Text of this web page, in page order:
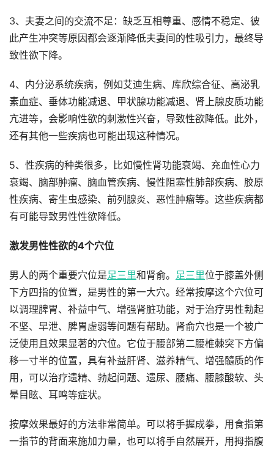
3、夫妻之间的交流不足：缺乏互相尊重、感情不稳定、彼
此产生冲突等原因都会逐渐降低夫妻间的性吸引力，最终导
致性欲下降。
4、内分泌系统疾病，例如艾迪生病、库欣综合征、高泌乳
素血症、垂体功能减退、甲状腺功能减退、肾上腺皮质功能
亢进等，会影响性欲的刺激性兴奋，导致性欲降低。此外，
还有其他一些疾病也可能出现这种情况。
5、性疾病的种类很多，比如慢性肾功能衰竭、充血性心力
衰竭、脑部肿瘤、脑血管疾病、慢性阻塞性肺部疾病、胶原
性疾病、寄生虫感染、前列腺炎、恶性肿瘤等。这些疾病都
有可能导致男性性欲降低。
激发男性性欲的4个穴位
男人的两个重要穴位是足三里和肾俞。 足三里位于膝盖外侧
下方四指的位置，是男性的第一大穴。经常按摩这个穴位可
以调理脾胃、补益中气、增强肾脏功能，对于治疗男性勃起
不坚、早泄、脾胃虚弱等问题有帮助。肾俞穴也是一个被广
泛使用且效果显著的穴位。它位于腰部第二腰椎棘突下方偏
移一寸半的位置，具有补益肝肾、滋养精气、增强髓质的作
用，可以治疗遗精、勃起问题、遗尿、腰痛、腰膝酸软、头
晕目眩、耳鸣等症状。
按摩效果最好的方法非常简单。可以将手握成拳，用食指第
一指节的背面来施加力量，也可以将手自然展开，用拇指腹